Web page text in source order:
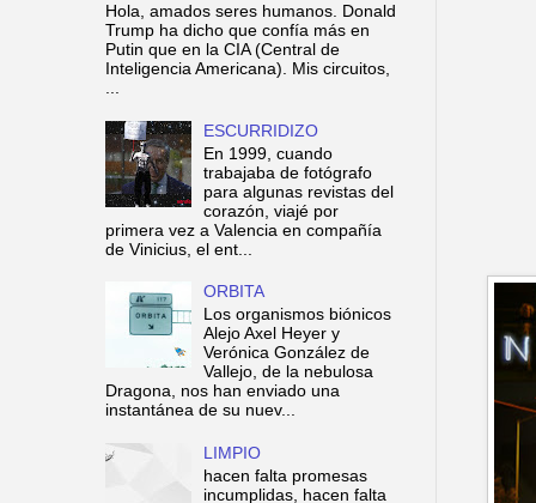
Hola, amados seres humanos. Donald
Trump ha dicho que confía más en
Putin que en la CIA (Central de
Inteligencia Americana). Mis circuitos,
...
ESCURRIDIZO
En 1999, cuando
trabajaba de fotógrafo
para algunas revistas del
corazón, viajé por
primera vez a Valencia en compañía
de Vinicius, el ent...
ORBITA
Los organismos biónicos
Alejo Axel Heyer y
Verónica González de
Vallejo, de la nebulosa
Dragona, nos han enviado una
instantánea de su nuev...
LIMPIO
hacen falta promesas
incumplidas, hacen falta